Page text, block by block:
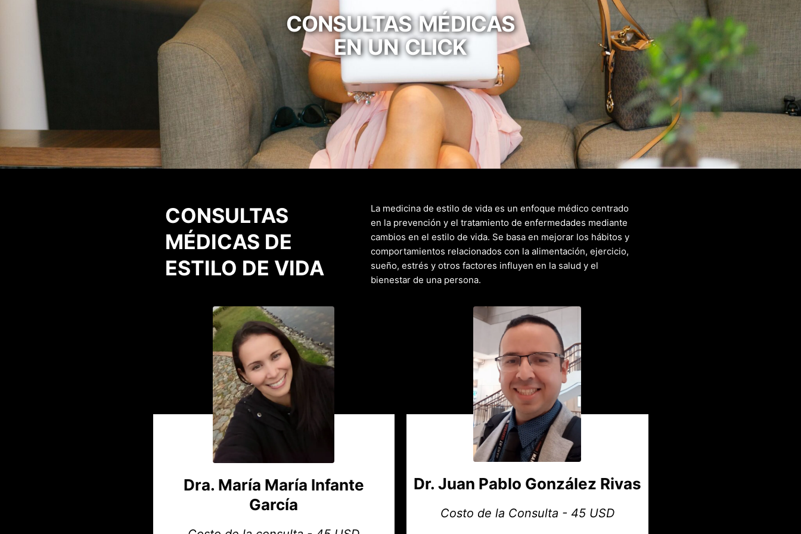
CONSULTAS MÉDICAS
EN UN CLICK
CONSULTAS
MÉDICAS DE
ESTILO DE VIDA
La medicina de estilo de vida es un enfoque médico centrado
en la prevención y el tratamiento de enfermedades mediante
cambios en el estilo de vida. Se basa en mejorar los hábitos y
comportamientos relacionados con la alimentación, ejercicio,
sueño, estrés y otros factores influyen en la salud y el
bienestar de una persona.
Dra. María María Infante
García
Dr. Juan Pablo González Rivas
Costo de la Consulta - 45 USD